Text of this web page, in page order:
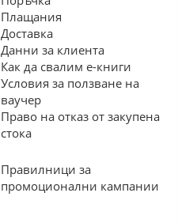
Плащания
Доставка
Данни за клиента
Как да свалим е-книги
Условия за ползване на
ваучер
Право на отказ от закупена
стока
Правилници за
промоционални кампании